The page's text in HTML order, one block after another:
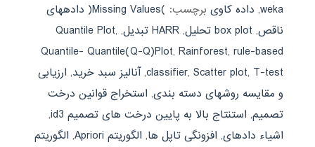
weka
, داده کاوی برچسب:
)Missing Values( دادههای
ناقص, box plot تحلیل , HARR تبدیل ,
Quantile Plot,
Quantile- Quantile(Q-Q)Plot,Rainforest,rule-based
classifier,Scatter plot, T-test
,آنالیز سبد خرید, ارزیابی
و مقایسه روشهای دسته بندی, استخراج قوانین درخت
تصمیم, استنتاج بالا به پایین درخت های تصمیم id3
,
اشیاء دادهای, افزونگی تاپل ها, الگوریتم Apriori , الگوریتم